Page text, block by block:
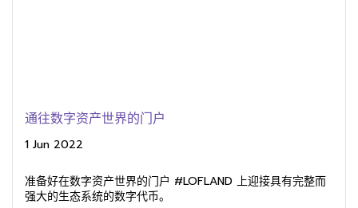
通往数字资产世界的门户
1 Jun 2022
准备好在数字资产世界的门户 #LOFLAND 上迎接具有完整而
强大的生态系统的数字代币。